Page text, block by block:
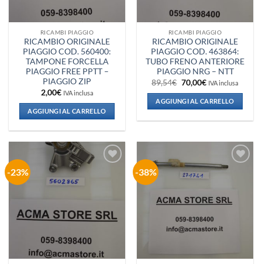
RICAMBI PIAGGIO
RICAMBIO ORIGINALE
PIAGGIO COD. 560400:
TAMPONE FORCELLA
PIAGGIO FREE PPTT –
PIAGGIO ZIP
2,00€ IVA inclusa
AGGIUNGI AL CARRELLO
RICAMBI PIAGGIO
RICAMBIO ORIGINALE
PIAGGIO COD. 463864:
TUBO FRENO ANTERIORE
PIAGGIO NRG – NTT
89,54€ Il
prezzo
originale
era:
89,54€.
70,00€Il
attuale
è:
70,00€.
IVA inclusa
AGGIUNGI AL CARRELLO
-23% -38%
Aggiungi
desideri